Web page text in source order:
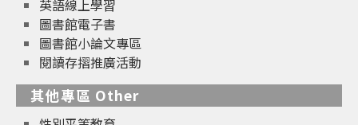
英語線上學習
圖書館電子書
圖書館小論文專區
閱讀存摺推廣活動
其他專區 Other